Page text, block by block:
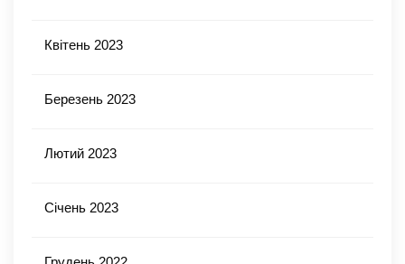
Квітень 2023
Березень 2023
Лютий 2023
Січень 2023